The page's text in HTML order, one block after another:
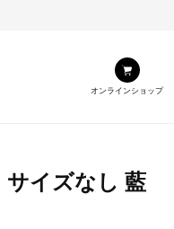
オンラインショップ
サイズなし 藍